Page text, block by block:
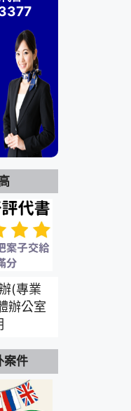
(專業
辦公室
案件